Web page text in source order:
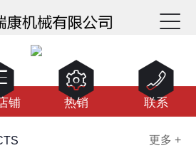

铺 
热销 
联系
更多 +